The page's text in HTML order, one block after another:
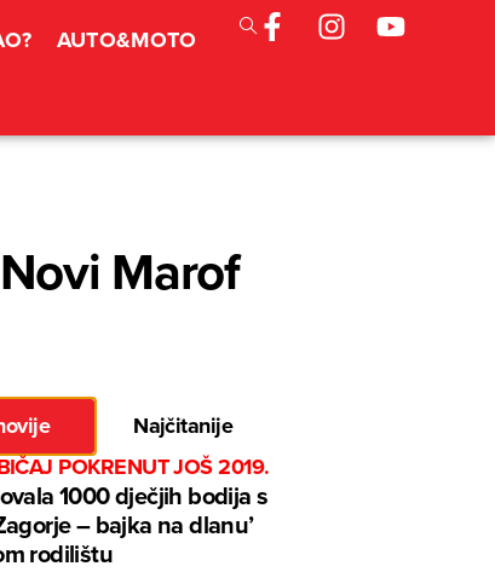
AUTO&MOTO
Marof
Najčitanije
POKRENUT JOŠ 2019.
1000 dječjih bodija s
– bajka na dlanu’
rodilištu